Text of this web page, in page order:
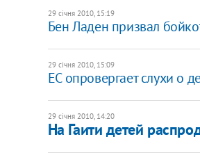
29 січня 2010, 15:19
Бен Ладен призвал
29 січня 2010, 15:09
ЕС опровергает слухи о
29 січня 2010, 14:20
На Гаити детей